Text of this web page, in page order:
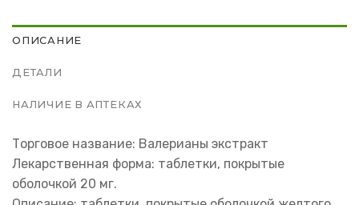
ОПИСАНИЕ
ДЕТАЛИ
НАЛИЧИЕ В АПТЕКАХ
Торговое название: Валерианы экстракт
Лекарственная форма: таблетки, покрытые
оболочкой 20 мг.